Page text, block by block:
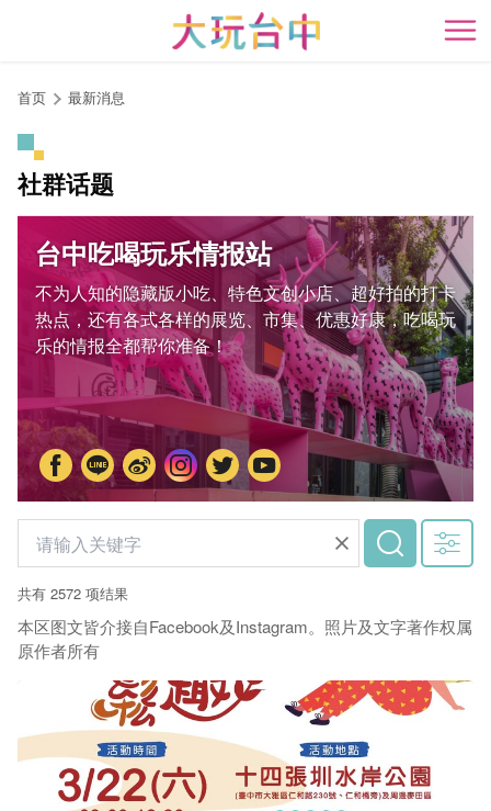
开
首页 最新消息
社群话题
台中吃喝玩乐情报站
不为人知的隐藏版小吃、特色文创小店、超好拍的打卡
热点，还有各式各样的展览、市集、优惠好康，吃喝玩
乐的情报全都帮你准备！
共有 2572 项结果
本区图文皆介接自Facebook及Instagram。照片及文字著作权属
原作者所有